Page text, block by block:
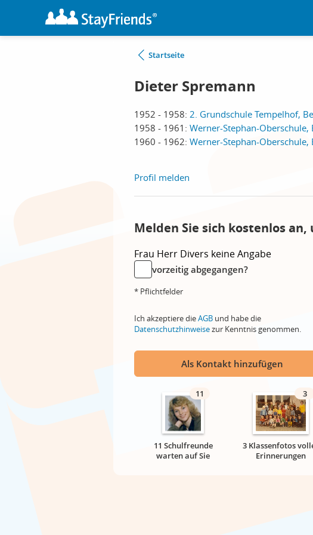
Startseite
Dieter Spremann
1952 - 1958: 2. Grundschule Tempelhof,
1958 - 1961: Werner-Stephan-Oberschule,
1960 - 1962: Werner-Stephan-Oberschule,
Profil melden
Melden Sie sich kostenlos
Frau Herr Divers keine Angabe
vorzeitig abgegangen?
* Pflichtfelder
Ich akzeptiere dieAGB und habe die
Datenschutzhinweisezur Kenntnis genommen.
Als Kontakt hinzufügen
11
11 Schulfreunde
warten auf Sie
3
3 Klassenfotos
Erinnerungen